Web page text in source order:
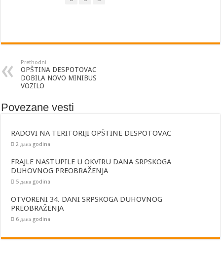
Prethodni
OPŠTINA DESPOTOVAC
DOBILA NOVO MINIBUS
VOZILO
Povezane vesti
RADOVI NA TERITORIJI OPŠTINE DESPOTOVAC
2 дана godina
FRAJLE NASTUPILE U OKVIRU DANA SRPSKOGA
DUHOVNOG PREOBRAŽENJA
5 дана godina
OTVORENI 34. DANI SRPSKOGA DUHOVNOG
PREOBRAŽENJA
6 дана godina